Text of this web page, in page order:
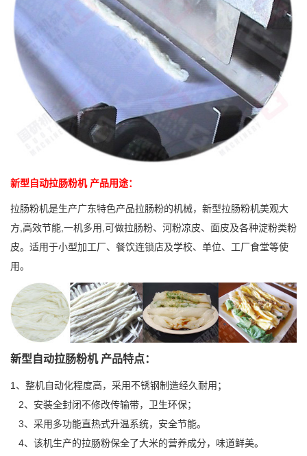
新型自动拉肠粉机 产品用途：
拉肠粉机是生产广东特色产品拉肠粉的机械，新型拉肠粉机美观大
方,高效节能,一机多用,可做拉肠粉、河粉凉皮、面皮及各种淀粉类粉
皮。适用于小型加工厂、餐饮连锁店及学校、单位、工厂食堂等使
用。
新型自动拉肠粉机 产品特点：
1、整机自动化程度高，采用不锈钢制造经久耐用；
2、安装全封闭不修改传输带，卫生环保；
3、采用多功能直热式升温系统，安全节能。
4、该机生产的拉肠粉保全了大米的营养成分，味道鲜美。